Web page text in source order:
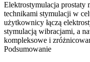
Elektrostymulacja prostaty
technikami stymulacji w
użytkownicy łączą
stymulacją wibracjami, a
kompleksowe i
Podsumowanie